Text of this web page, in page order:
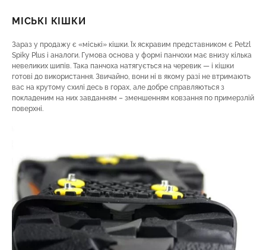
МІСЬКІ КІШКИ
Зараз у продажу є «міські» кішки. Їх яскравим представником є Petzl
Spiky Plus і аналоги. Гумова основа у формі панчохи має внизу кілька
невеликих шипів. Така панчоха натягується на черевик — і кішки
готові до використання. Звичайно, вони ні в якому разі не втримають
вас на крутому схилі десь в горах, але добре справляються з
покладеним на них завданням – зменшенням ковзання по примерзлій
поверхні.